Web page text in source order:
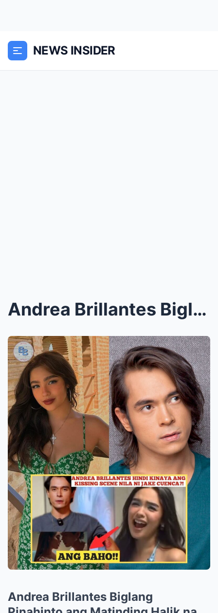
NEWS INSIDER
Andrea Brillantes Biglang Pinahinto ang Matinding ...
Andrea Brillantes Biglang